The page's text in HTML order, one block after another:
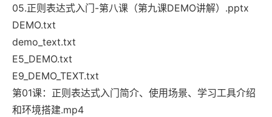
05.正则表达式入门-第八课（第九课DEMO讲解）.pptx
DEMO.txt
demo_text.txt
E5_DEMO.txt
E9_DEMO_TEXT.txt
第01课：正则表达式入门简介、使用场景、学习工具介绍
和环境搭建.mp4